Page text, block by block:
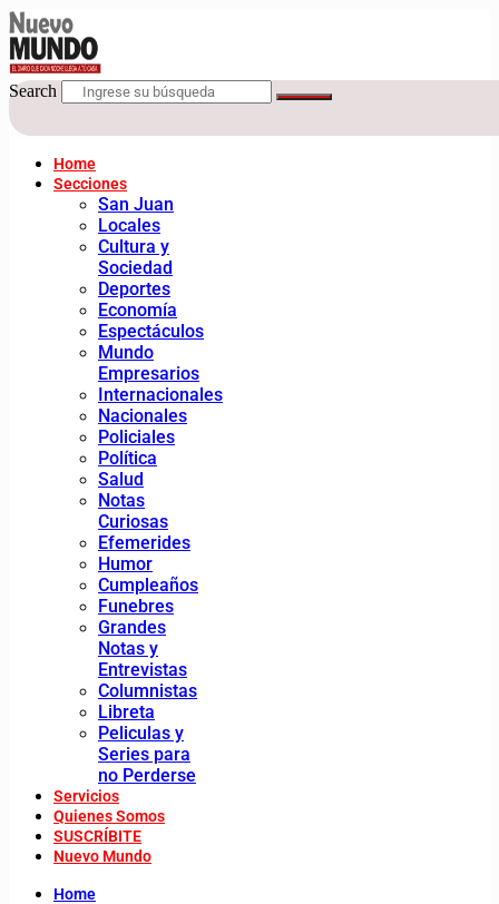
Search
Home
Secciones
San Juan
Locales
Cultura y
Sociedad
Deportes
Economía
Espectáculos
Mundo
Empresarios
Internacionales
Nacionales
Policiales
Política
Salud
Notas
Curiosas
Efemerides
Humor
Cumpleaños
Funebres
Grandes
Notas y
Entrevistas
Columnistas
Libreta
Peliculas y
Series para
no Perderse
Servicios
Quienes Somos
SUSCRÍBITE
Nuevo Mundo
Home